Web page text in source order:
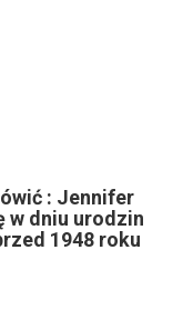
: Jennifer
w dniu urodzin
1948 roku